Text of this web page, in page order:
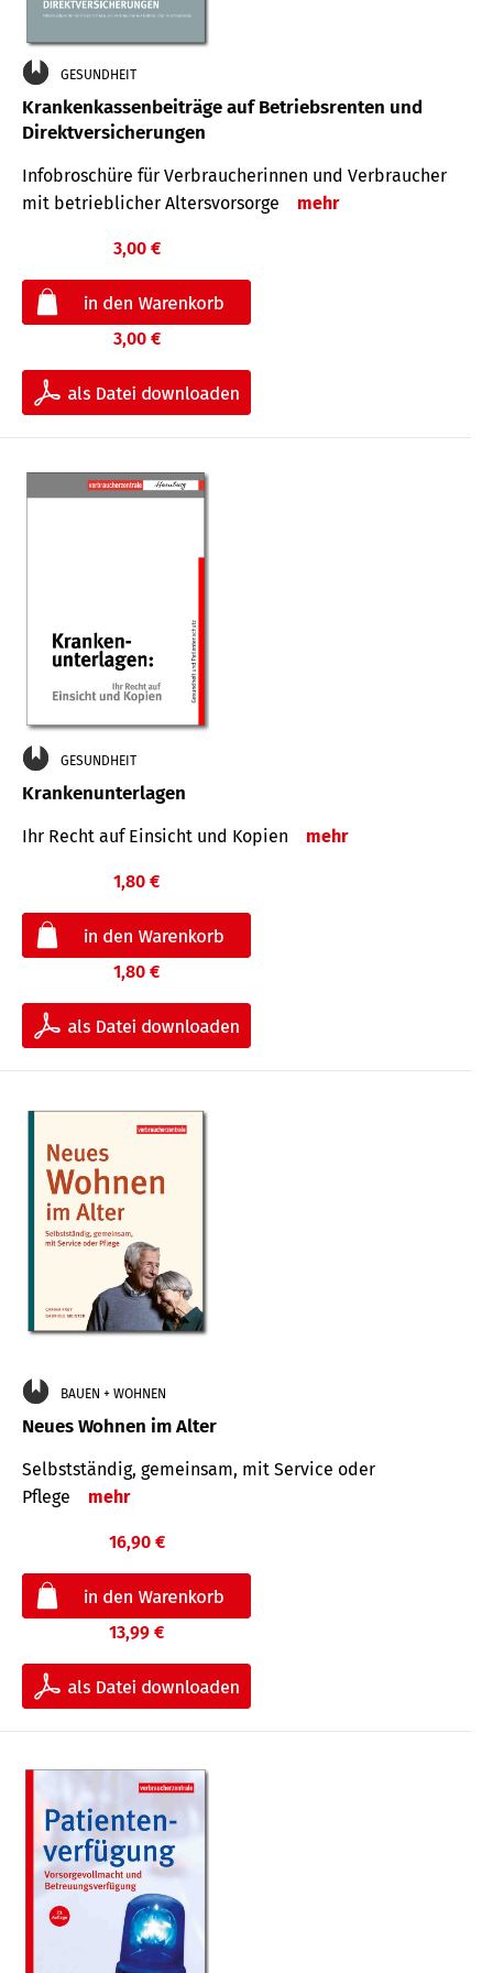
GESUNDHEIT
Krankenkassenbeiträge auf Betriebsrenten und
Direktversicherungen
Infobroschüre für Verbraucherinnen und Verbraucher
mit betrieblicher Altersvorsorge
mehr
3,00 €
3,00 €
GESUNDHEIT
Krankenunterlagen
Ihr Recht auf Einsicht und Kopien mehr
1,80 €
1,80 €
BAUEN + WOHNEN
Neues Wohnen im Alter
Selbstständig, gemeinsam, mit Service oder
Pflege
mehr
16,90 €
13,99 €